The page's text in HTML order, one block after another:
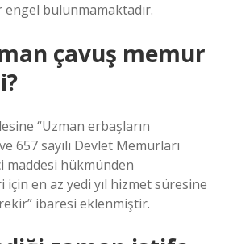
engel bulunmamaktadır.
çavuş memur
“Uzman erbaşların
657 sayılı Devlet Memurları
maddesi hükmünden
en az yedi yıl hizmet süresine
ibaresi eklenmiştir.